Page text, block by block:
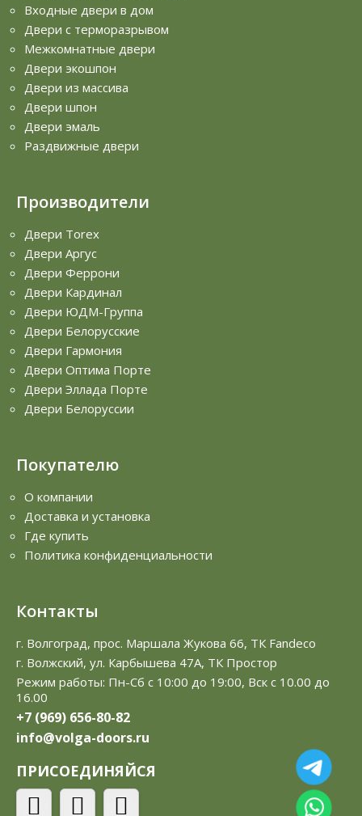
Входные двери в дом
Двери с терморазрывом
Межкомнатные двери
Двери экошпон
Двери из массива
Двери шпон
Двери эмаль
Раздвижные двери
Производители
Двери Torex
Двери Аргус
Двери Феррони
Двери Кардинал
Двери ЮДМ-Группа
Двери Белорусские
Двери Гармония
Двери Оптима Порте
Двери Эллада Порте
Двери Белоруссии
Покупателю
О компании
Доставка и установка
Где купить
Политика конфиденциальности
Контакты
г. Волгоград, прос. Маршала Жукова 66, ТК Fandeco
г. Волжский, ул. Карбышева 47А, ТК Простор
Режим работы: Пн-Сб с 10:00 до 19:00, Вск с 10.00 до
16.00
+7 (969) 656-80-82
info@volga-doors.ru
ПРИСОЕДИНЯЙСЯ